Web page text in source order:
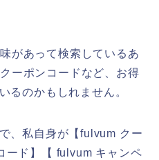
があって検索しているあ
ーポンコードなど、お得
るのかもしれません。
、私自身が【fulvum クー
ード】【 fulvum キャンペ